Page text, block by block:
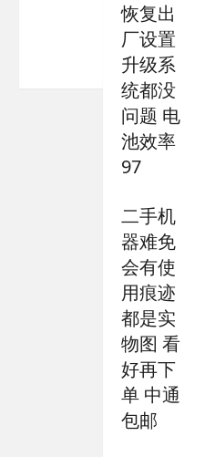
恢复出
厂设置
升级系
统都没
问题 电
池效率
97
二手机
器难免
会有使
用痕迹
都是实
物图 看
好再下
单 中通
包邮